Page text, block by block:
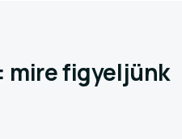
mire figyeljünk